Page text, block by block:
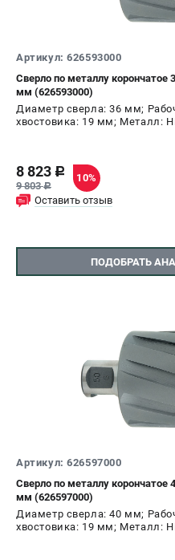
Артикул: 626593000
Сверло по металлу корончатое
мм (626593000)
Диаметр сверла: 36 мм;
хвостовика: 19 мм; Металл:
8 823 c
9 803c
10%
Оставить отзыв
ПОДОБРАТЬ
Артикул: 626597000
Сверло по металлу корончатое
мм (626597000)
Диаметр сверла: 40 мм;
хвостовика: 19 мм; Металл: